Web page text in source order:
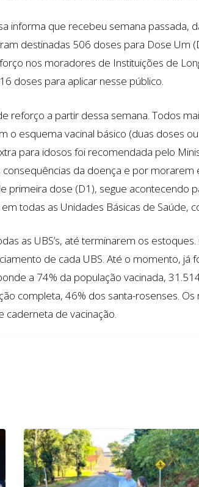
informa que recebeu semana passada,
destinadas 506 doses para Dose Um
nos moradores de Instituições de
doses para aplicar nesse público.
reforço a partir dessa semana. Todos
o esquema vacinal básico (duas doses
para idosos foi recomendada pelo
da doença e por morarem
primeira dose (D1), segue acontecendo
todas as Unidades Básicas de Saúde,
as UBS’s, até terminarem os
de cada UBS. Até o momento, já
a 74% da população vacinada,
completa, 46% dos santa-rosenses.
caderneta de vacinação.